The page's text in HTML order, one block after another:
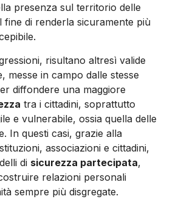
presenza sul territorio delle
fine di renderla sicuramente più
risultano altresì valide
messe in campo dalle stesse
diffondere una maggiore
tra i cittadini, soprattutto
e vulnerabile, ossia quella delle
In questi casi, grazie alla
associazioni e cittadini,
di sicurezza partecipata,
relazioni personali
sempre più disgregate.